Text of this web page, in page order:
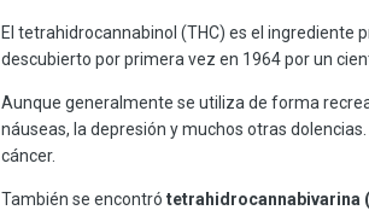
El tetrahidrocannabinol (THC) es el ingrediente
descubierto por primera vez en 1964 por un
Aunque generalmente se utiliza de forma
náuseas, la depresión y muchos otras
cáncer.
También se encontró tetrahidrocannabivarina